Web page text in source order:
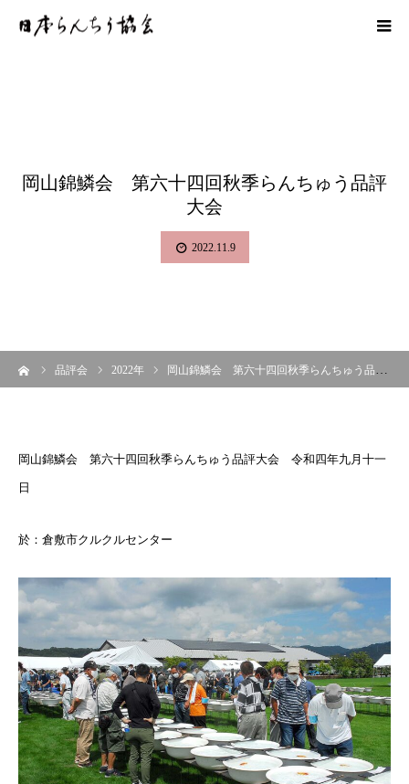
岡山錦鱗会 第六十四回秋季らんちゅう品評
大会
2022.11.9
品評会 2022年 岡山錦鱗会 第六十四回秋季らんちゅう品評大会
岡山錦鱗会 第六十四回秋季らんちゅう品評大会 令和四年九月十一
日
於：倉敷市クルクルセンター